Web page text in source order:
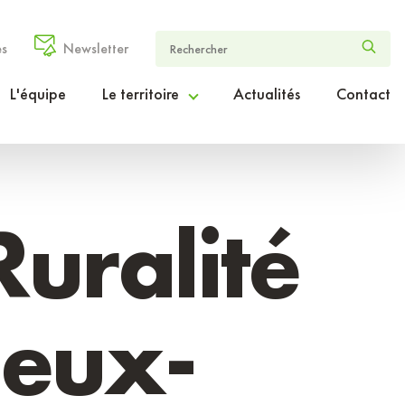
Newsletter
L'équipe Le territoire
Le Cœur Entre-deux-Mers en chiffres
Le périmètre d’intervention
Actualités Contact